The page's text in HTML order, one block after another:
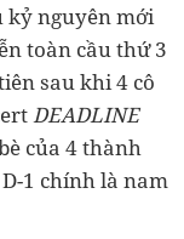
kỷ nguyên mới
toàn cầu thứ 3
sau khi 4 cô
DEADLINE
của 4 thành
1 chính là nam